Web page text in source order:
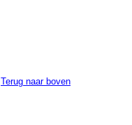
Terug naar boven